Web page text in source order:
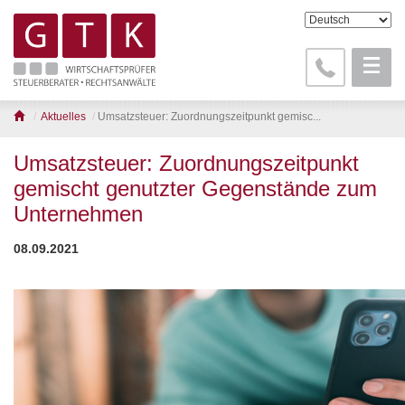
Aktuelles Umsatzsteuer: Zuordnungszeitpunkt gemisc...
Umsatzsteuer: Zuordnungszeitpunkt
gemischt genutzter Gegenstände zum
Unternehmen
08.09.2021